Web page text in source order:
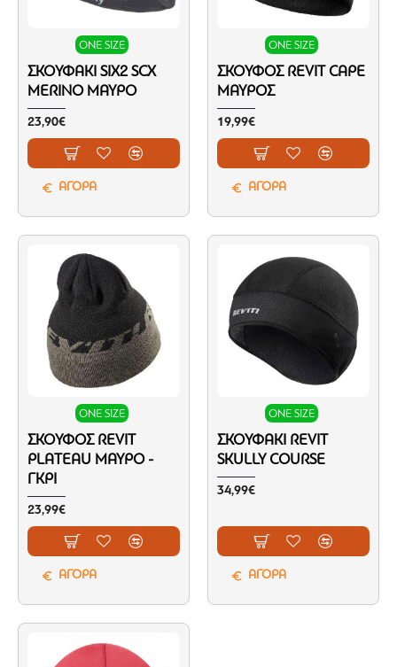
ONE SIZE
ΣΚΟΥΦΆΚΙ SIX2 SCX
MERINO ΜΑΎΡΟ
23,90€
ΑΓΟΡΑ
ONE SIZE
ΣΚΟΎΦΟΣ REVIT CAPE
ΜΑΎΡΟΣ
19,99€
ΑΓΟΡΑ
ONE SIZE
ΣΚΟΎΦΟΣ REVIT
PLATEAU ΜΑΎΡΟ -
ΓΚΡΙ
23,99€
ΑΓΟΡΑ
ONE SIZE
ΣΚΟΥΦΆΚΙ REVIT
SKULLY COURSE
34,99€
ΑΓΟΡΑ